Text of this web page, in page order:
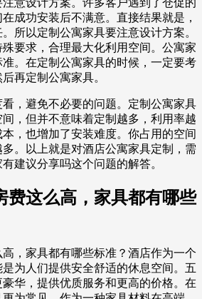
意设计方案。许多客户遇到了仓促的
成功安装后不满意。直接结果就是，
所以定制公寓家具要注意设计方案。
要求，合理最大化利用空间。公寓家
。在定制公寓家具的时候，一定要考
再定制公寓家具。
，避免不必要的问题。定制公寓家具
，但并不意味着定制越多，利用率越
，也增加了安装难度。你占用的空间
。以上就是对酒店公寓家具定制，需
建议分享吗这个问题的解答。
费这么高，家具都有哪些
，家具都有哪些标准？酒店作为一个
为人们提供安全舒适的休息空间。五
华，提供优质服务和更高的价格。在